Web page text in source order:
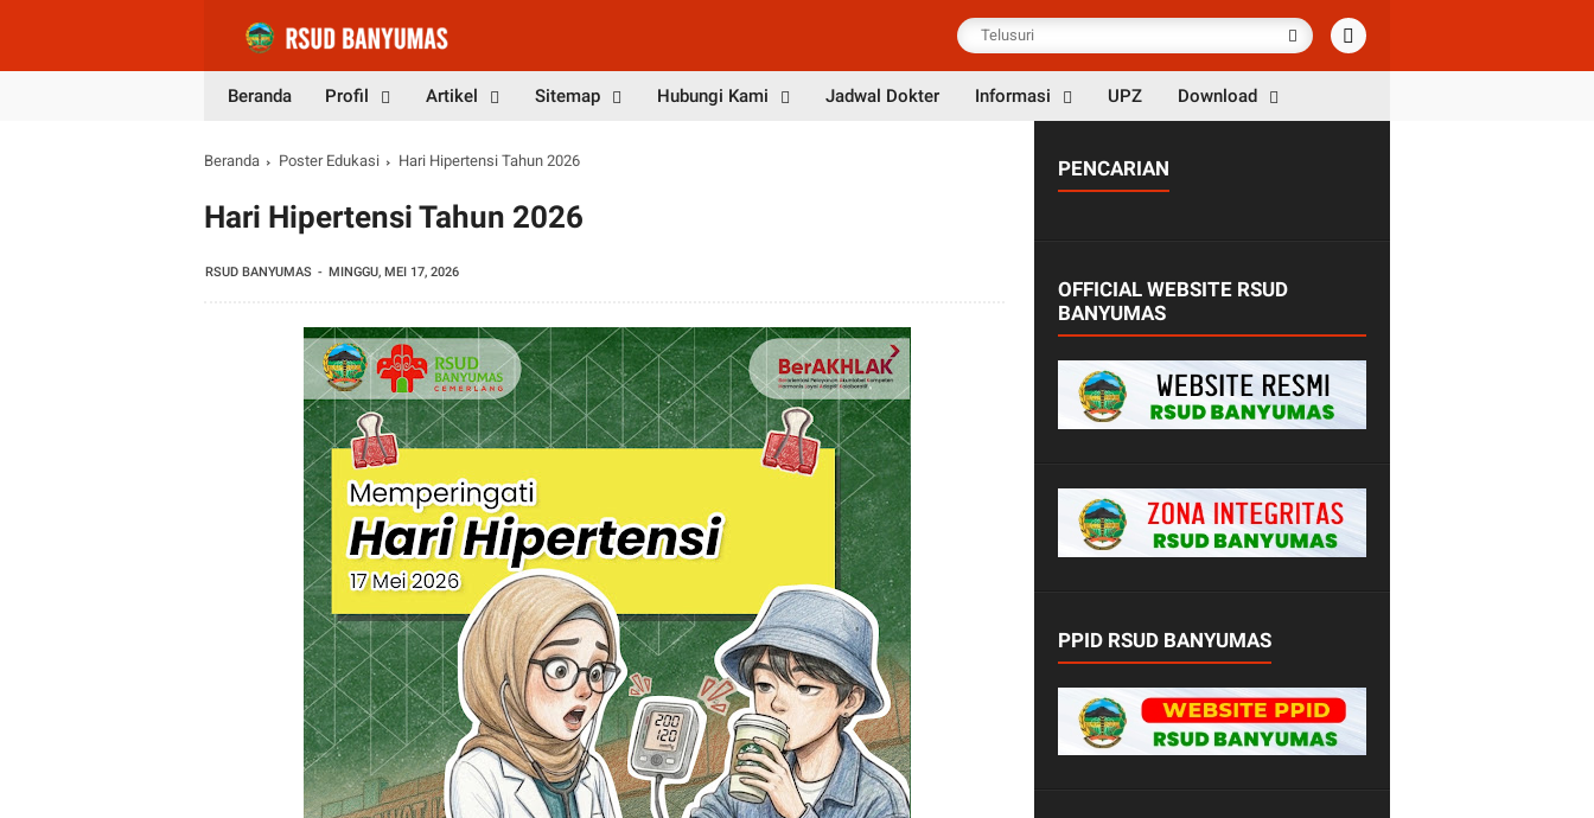
Beranda Profil Artikel Sitemap Hubungi Kami Jadwal Dokter Informasi UPZ Download
Beranda Poster Edukasi Hari Hipertensi Tahun 2026
Hari Hipertensi Tahun 2026
RSUD BANYUMAS MINGGU, MEI 17, 2026
PENCARIAN
OFFICIAL WEBSITE RSUD
BANYUMAS
PPID RSUD BANYUMAS